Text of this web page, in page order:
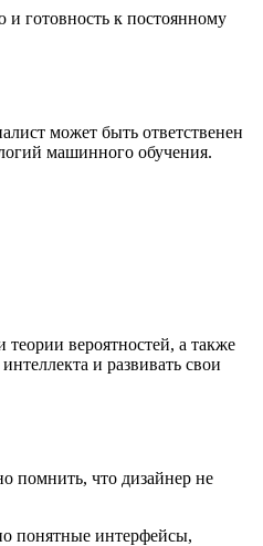
и готовность к постоянному
может быть ответственен
машинного обучения.
вероятностей, а также
и развивать свои
помнить, что дизайнер не
понятные интерфейсы,